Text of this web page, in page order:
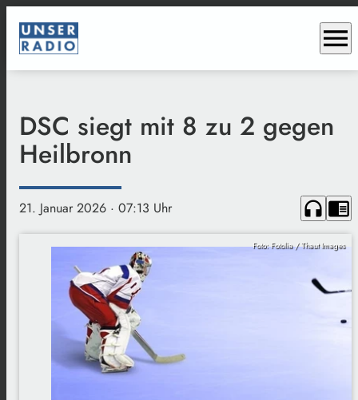
menu
DSC siegt mit 8 zu 2 gegen
Heilbronn
21. Januar 2026 · 07:13 Uhr headphones chrome_reader_mode
Foto: Fotolia / Thaut Images